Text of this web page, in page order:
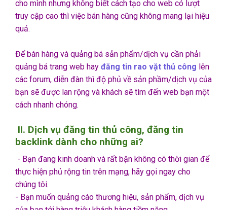
cho mình nhưng không biết cách tạo cho web có lượt
truy cập cao thì việc bán hàng cũng không mang lại hiệu
quả.
Để bán hàng và quảng bá sản phẩm/dịch vụ cần phải
quảng bá trang web hay đăng tin rao vặt thủ công lên
các forum, diễn đàn thì độ phủ về sản phầm/dịch vụ của
bạn sẽ được lan rộng và khách sẽ tìm đến web bạn một
cách nhanh chóng.
II. Dịch vụ đăng tin thủ công, đăng tin
backlink dành cho những ai?
- Bạn đang kinh doanh và rất bận không có thời gian để
thực hiện phủ rộng tin trên mạng, hãy gọi ngay cho
chúng tôi.
- Bạn muốn quảng cáo thương hiệu, sản phẩm, dịch vụ